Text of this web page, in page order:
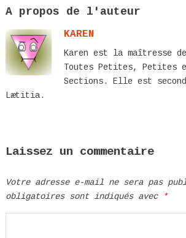
A propos de l'auteur
KAREN
Karen est la maîtresse
Toutes Petites, Petites
Sections. Elle est
Lætitia.
Laissez un commentaire
Votre adresse e-mail ne sera pas
obligatoires sont indiqués avec
*